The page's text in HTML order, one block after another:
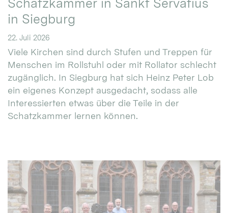
in Siegburg
22. Juli 2026
Viele Kirchen sind durch Stufen und Treppen für
Menschen im Rollstuhl oder mit Rollator schlecht
zugänglich. In Siegburg hat sich Heinz Peter Lob
ein eigenes Konzept ausgedacht, sodass alle
Interessierten etwas über die Teile in der
Schatzkammer lernen können.